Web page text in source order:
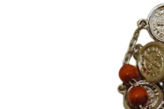
Finalizar compra
¿Quienes somos?